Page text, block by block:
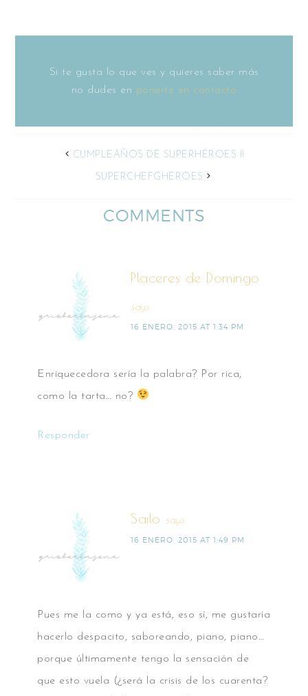
Si te gusta lo que ves y quieres saber más
no dudes en ponerte en contacto
CUMPLEAÑOS DE SUPERHÉROES II
SUPERCHEFGHÉROES
COMMENTS
Placeres de Domingo
says
16 ENERO, 2015 AT 1:34 PM
Enriquecedora sería la palabra? Por rica,
como la tarta… no?
Responder
Sailo says
16 ENERO, 2015 AT 1:49 PM
Pues me la como y ya está, eso sí, me gustaría
hacerlo despacito, saboreando, piano, piano…
porque últimamente tengo la sensación de
que esto vuela (¿será la crisis de los cuarenta?